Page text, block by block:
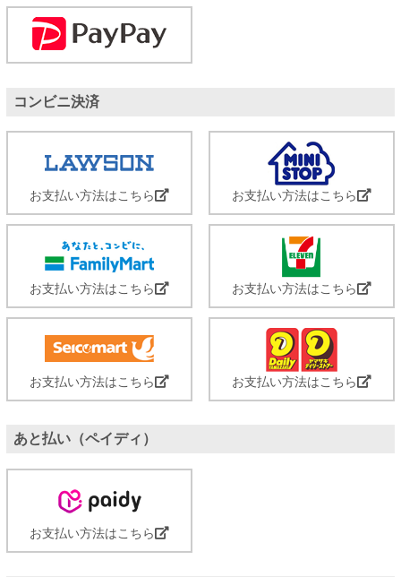
コンビニ決済
お支払い方法はこちら お支払い方法はこちら
お支払い方法はこちら お支払い方法はこちら
お支払い方法はこちら お支払い方法はこちら
あと払い（ペイディ）
お支払い方法はこちら